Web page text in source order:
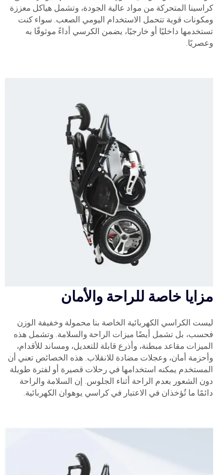
كراسينا المتحركة من مواد عالية الجودة، وتشمل هياكل معززة
ومكونات قوية تتحمل الاستخدام اليومي الصعب. سواء كنت
تستخدمها داخليًا أو خارجيًا، يضمن الكرسي أداءً موثوقًا به
وعصريًا.
مزايا خاصة للراحة والأمان
ليست الكراسي الكهربائية الخاصة بنا محمولة وخفيفة الوزن
فحسب، بل تشمل أيضًا ميزات الراحة والسلامة. وتشمل هذه
الميزات مقاعد مبطنة، وأذرع قابلة للتعديل، ومساند للأقدام،
وأحزمة أمان، وعجلات مضادة للانقلاب. هذه الخصائص تعني أن
المستخدم يمكنه استخدامها في رحلات قصيرة أو لفترة طويلة
دون الشعور بعدم الراحة أثناء الجلوس. إن السلامة والراحة
دائمًا ما تُؤخذان في الاعتبار في كراسي يوهوان الكهربائية.